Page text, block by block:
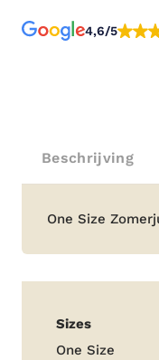
4,6/5
Beschrijving
One Size
Aanvullende
informatie
Sizes
One Size